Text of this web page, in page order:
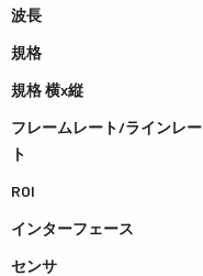
波長
規格
規格 横x縦
フレームレート/ラインレー
ト
ROI
インターフェース
センサ